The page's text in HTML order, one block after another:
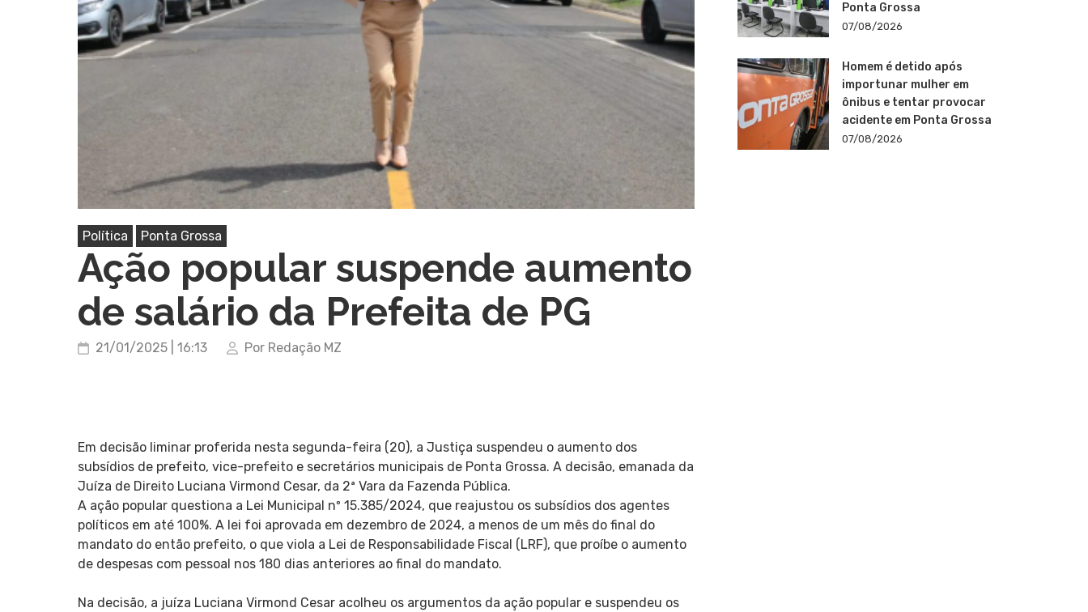
Pressione Enter para pesquisar ou ESC para fechar
Política Ponta Grossa
Ação popular suspende aumento
de salário da Prefeita de PG
21/01/2025 | 16:13 Por Redação MZ
Em decisão liminar proferida nesta segunda-feira (20), a Justiça suspendeu o aumento dos
subsídios de prefeito, vice-prefeito e secretários municipais de Ponta Grossa. A decisão, emanada da
Juíza de Direito Luciana Virmond Cesar, da 2ª Vara da Fazenda Pública.
A ação popular questiona a Lei Municipal nº 15.385/2024, que reajustou os subsídios dos agentes
políticos em até 100%. A lei foi aprovada em dezembro de 2024, a menos de um mês do final do
mandato do então prefeito, o que viola a Lei de Responsabilidade Fiscal (LRF), que proíbe o aumento
de despesas com pessoal nos 180 dias anteriores ao final do mandato.
Na decisão, a juíza Luciana Virmond Cesar acolheu os argumentos da ação popular e suspendeu os
Ponta Grossa
07/08/2026
Homem é detido após
importunar mulher em
ônibus e tentar provocar
acidente em Ponta Grossa
07/08/2026